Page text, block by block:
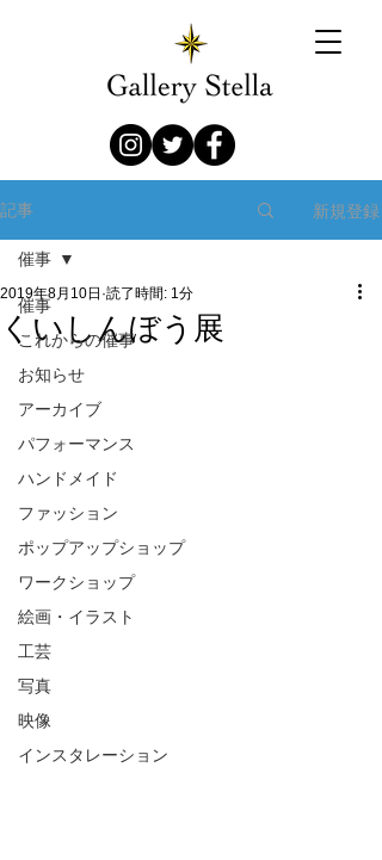
記事 新規登録
催事
これからの催事
お知らせ
アーカイブ
パフォーマンス
ハンドメイド
ファッション
ポップアップショップ
ワークショップ
絵画・イラスト
工芸
写真
映像
インスタレーション
催事
くいしんぼう展
2019年8月10日 読了時間: 1分